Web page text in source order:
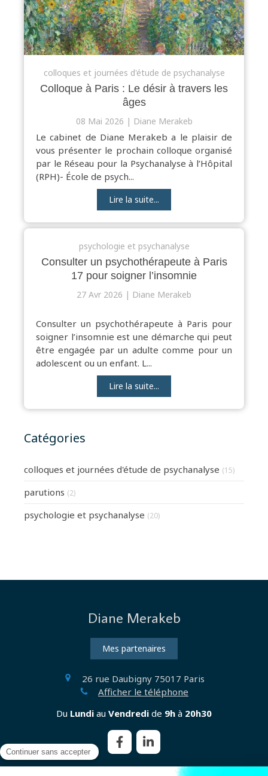
colloques et journées d'étude de psychanalyse
Colloque à Paris : Le désir à travers les
âges
08 Mai 2026 Diane Merakeb
Le cabinet de Diane Merakeb a le plaisir de
vous présenter le prochain colloque organisé
par le Réseau pour la Psychanalyse à l’Hôpital
(RPH)- École de psych...
Lire la suite...
psychologie et psychanalyse
Consulter un psychothérapeute à Paris
17 pour soigner l’insomnie
27 Avr 2026 Diane Merakeb
Consulter un psychothérapeute à Paris pour
soigner l’insomnie est une démarche qui peut
être engagée par un adulte comme pour un
adolescent ou un enfant. L...
Lire la suite...
Catégories
colloques et journées d'étude de psychanalyse (15)
parutions (2)
psychologie et psychanalyse (20)
Diane Merakeb
Mes partenaires
26 rue Daubigny 75017 Paris
Afficher le téléphone
Du Lundi au Vendredi de 9h à 20h30